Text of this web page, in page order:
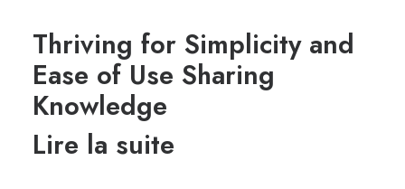
Thriving for Simplicity and
Ease of Use Sharing
Knowledge
Lire la suite